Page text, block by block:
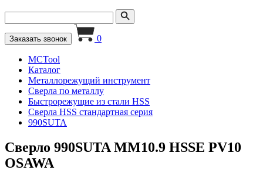
Заказать звонок 0
MCTool
Каталог
Металлорежущий инструмент
Сверла по металлу
Быстрорежущие из стали HSS
Сверла HSS стандартная серия
990SUTA
Сверло 990SUTA MM10.9 HSSE PV10
OSAWA